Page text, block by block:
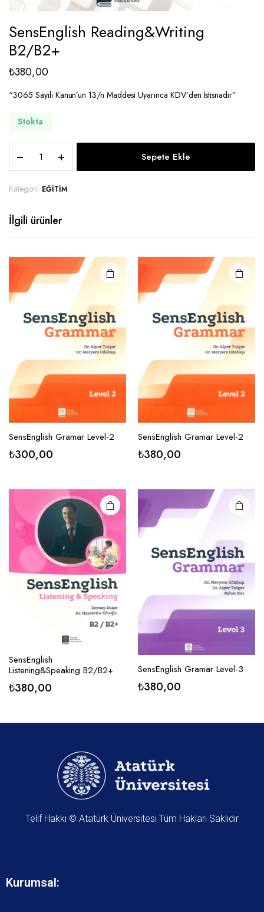
SensEnglish Reading&Writing
B2/B2+
₺380,00
“3065 Sayılı Kanun’un 13/n Maddesi Uyarınca KDV’den İstisnadır”
Stokta
Sepete Ekle
Kategori: EĞITIM
İlgili ürünler
SensEnglish Gramar Level-2
₺300,00
SensEnglish Gramar Level-2
₺380,00
SensEnglish
Listening&Speaking B2/B2+
₺380,00
SensEnglish Gramar Level-3
₺380,00
Telif Hakkı © Atatürk Üniversitesi Tüm Hakları Saklıdır
Kurumsal: